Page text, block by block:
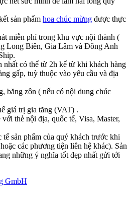
sản phẩm hoa chúc mừng được thực
miễn phí trong khu vực nội thành (
Long Biên, Gia Lâm và Đông Anh
nhất có thể từ 2h kể từ khi khách hàng
gấp, tuỳ thuộc vào yêu cầu và địa
băng zôn ( nếu có nội dung chúc
giá trị gia tăng (VAT) .
thẻ nội địa, quốc tế, Visa, Master,
sản phẩm của quý khách trước khi
các phương tiện liên hệ khác). Sản
những ý nghĩa tốt đẹp nhất gửi tới
GmbH